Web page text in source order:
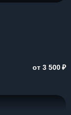
от 3 500₽